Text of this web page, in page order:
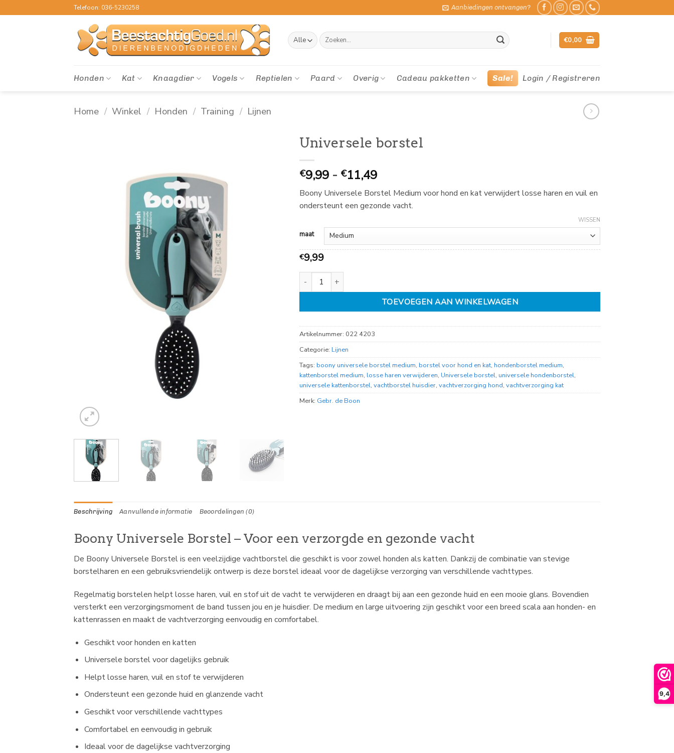
9,4
naar
Telefoon: 036-5230258 Aanbiedingen ontvangen?
Zoeken
naar:
€0,00
Honden Kat Knaagdier Vogels Reptielen Paard Overig Cadeau pakketten Sale! Login / Registreren
Home / Winkel / Honden / Training / Lijnen
Universele borstel
€9,99 - €11,49Prijsklasse:
€
9,99
tot
Boony Universele Borstel Medium voor hond en kat verwijdert losse haren en vuil en
ondersteunt een gezonde vacht.
maat
WISSEN
€9,99
Universele borstel aantal
TOEVOEGEN AAN WINKELWAGEN
Artikelnummer: 022 4203
Categorie: Lijnen
Tags: boony universele borstel medium, borstel voor hond en kat, hondenborstel medium,
kattenborstel medium, losse haren verwijderen, Universele borstel, universele hondenborstel,
universele kattenborstel, vachtborstel huisdier, vachtverzorging hond, vachtverzorging kat
Merk: Gebr. de Boon
Beschrijving Aanvullende informatie Beoordelingen (0)
Boony Universele Borstel – Voor een verzorgde en gezonde vacht
De Boony Universele Borstel is een veelzijdige vachtborstel die geschikt is voor zowel honden als katten. Dankzij de combinatie van stevige
borstelharen en een gebruiksvriendelijk ontwerp is deze borstel ideaal voor de dagelijkse verzorging van verschillende vachttypes.
Regelmatig borstelen helpt losse haren, vuil en stof uit de vacht te verwijderen en draagt bij aan een gezonde huid en een mooie glans. Bovendien
versterkt een verzorgingsmoment de band tussen jou en je huisdier. De medium en large uitvoering zijn geschikt voor een breed scala aan honden- en
kattenrassen en maakt de vachtverzorging eenvoudig en comfortabel.
Geschikt voor honden en katten
Universele borstel voor dagelijks gebruik
Helpt losse haren, vuil en stof te verwijderen
Ondersteunt een gezonde huid en glanzende vacht
Geschikt voor verschillende vachttypes
Comfortabel en eenvoudig in gebruik
Ideaal voor de dagelijkse vachtverzorging